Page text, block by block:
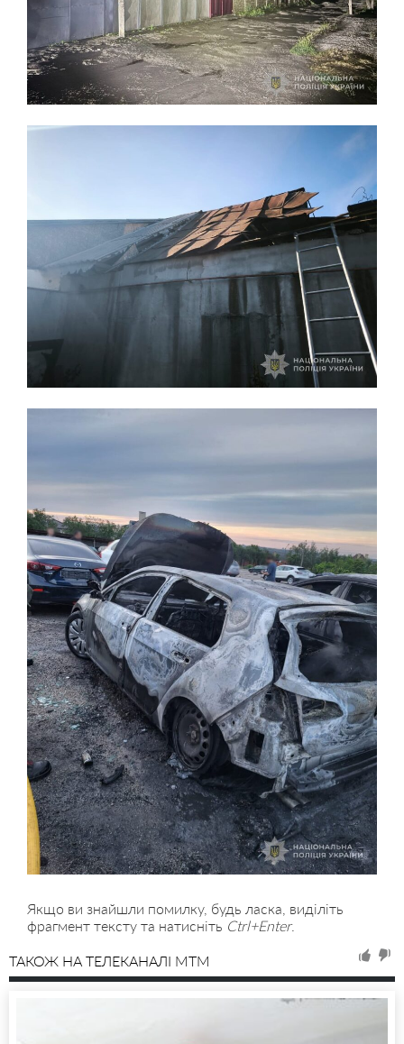
Якщо ви знайшли помилку, будь ласка, виділіть
фрагмент тексту та натисніть Ctrl+Enter.
ТАКОЖ НА ТЕЛЕКАНАЛІ MTM